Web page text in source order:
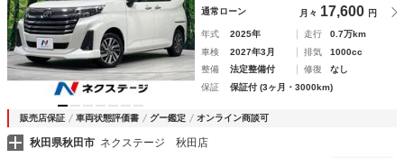
通常ローン 月々 17,600 円
年式 2025年 走行
0.7万km
車検
2027年3月 排気
1000cc
整備
法定整備付 修復
なし
保証
保証付 (3ヶ月・3000km)
販売店保証 車両状態評価書 グー鑑定 オンライン商談可
秋田県秋田市 ネクステージ 秋田店